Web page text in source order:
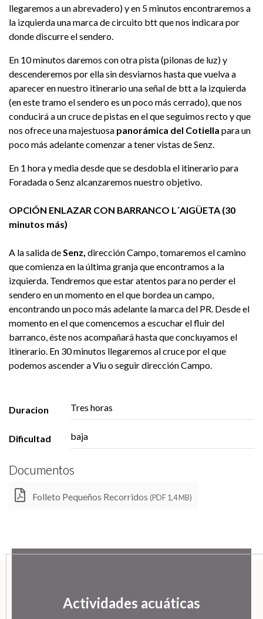
llegaremos a un abrevadero) y en 5 minutos encontraremos a
la izquierda una marca de circuito btt que nos indicara por
donde discurre el sendero.
En 10 minutos daremos con otra pista (pilonas de luz) y
descenderemos por ella sin desviarnos hasta que vuelva a
aparecer en nuestro itinerario una señal de btt a la izquierda
(en este tramo el sendero es un poco más cerrado), que nos
conducirá a un cruce de pistas en el que seguimos recto y que
nos ofrece una majestuosa panorámica del Cotiella para un
poco más adelante comenzar a tener vistas de Senz.
En 1 hora y media desde que se desdobla el itinerario para
Foradada o Senz alcanzaremos nuestro objetivo.
OPCIÓN ENLAZAR CON BARRANCO L´AIGÜETA (30
minutos más)
A la salida de Senz, dirección Campo, tomaremos el camino
que comienza en la última granja que encontramos a la
izquierda. Tendremos que estar atentos para no perder el
sendero en un momento en el que bordea un campo,
encontrando un poco más adelante la marca del PR. Desde el
momento en el que comencemos a escuchar el fluir del
barranco, éste nos acompañará hasta que concluyamos el
itinerario. En 30 minutos llegaremos al cruce por el que
podemos ascender a Viu o seguir dirección Campo.
Duracion Tres horas
Dificultad baja
Documentos
Folleto Pequeños Recorridos (PDF 1,4 MB)
Actividades acuáticas